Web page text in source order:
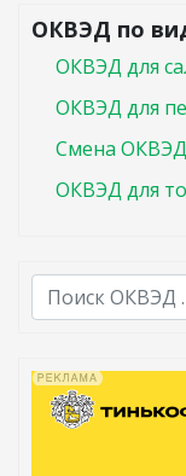
ОКВЭД по
ОКВЭД для
ОКВЭД для
Смена
ОКВЭД для
В списке